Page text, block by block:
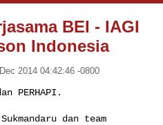
BEI - IAGI
Indonesia
2014 04:42:46 -0800
PERHAPI.
dan team